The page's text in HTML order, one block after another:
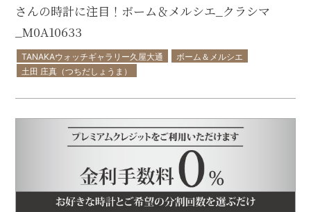
さんの時計に注目！ボーム＆メルシエ_クラシマ
_M0A10633
TANAKAウォッチギャラリー久屋大通
ボーム＆メルシエ
土田 庄真（つちだしょうま）